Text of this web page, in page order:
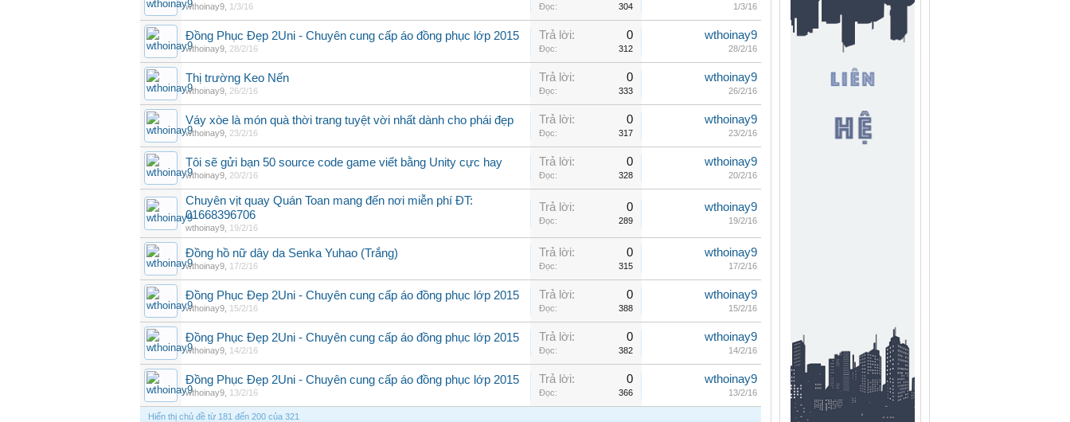
wthoinay9 1/3/16 Đọc: 304 1/3/16
Đồng Phục Đẹp 2Uni - Chuyên cung cấp áo đồng phục lớp 2015
wthoinay9 28/2/16
Trả lời: 0
Đọc: 312
wthoinay9
28/2/16
Thị trường Keo Nến
wthoinay9 26/2/16
Trả lời: 0
Đọc: 333
wthoinay9
26/2/16
Váy xòe là món quà thời trang tuyệt vời nhất dành cho phái đẹp
wthoinay9 23/2/16
Trả lời: 0
Đọc: 317
wthoinay9
23/2/16
Tôi sẽ gửi bạn 50 source code game viết bằng Unity cực hay
wthoinay9 20/2/16
Trả lời: 0
Đọc: 328
wthoinay9
20/2/16
Chuyên vịt quay Quán Toan mang đến nơi miễn phí ĐT:
01668396706
wthoinay9 19/2/16
Trả lời: 0
Đọc: 289
wthoinay9
19/2/16
Đồng hồ nữ dây da Senka Yuhao (Trắng)
wthoinay9 17/2/16
Trả lời: 0
Đọc: 315
wthoinay9
17/2/16
Đồng Phục Đẹp 2Uni - Chuyên cung cấp áo đồng phục lớp 2015
wthoinay9 15/2/16
Trả lời: 0
Đọc: 388
wthoinay9
15/2/16
Đồng Phục Đẹp 2Uni - Chuyên cung cấp áo đồng phục lớp 2015
wthoinay9 14/2/16
Trả lời: 0
Đọc: 382
wthoinay9
14/2/16
Đồng Phục Đẹp 2Uni - Chuyên cung cấp áo đồng phục lớp 2015
wthoinay9 13/2/16
Trả lời: 0
Đọc: 366
wthoinay9
13/2/16
Hiển thị chủ đề từ 181 đến 200 của 321